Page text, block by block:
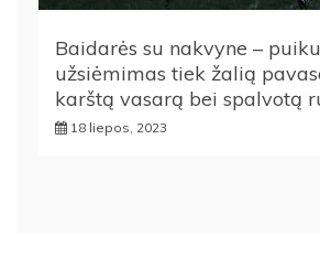
Baidarės su nakvyne –
užsiėmimas tiek žalią
karštą vasarą bei spalvotą
18 liepos, 2023